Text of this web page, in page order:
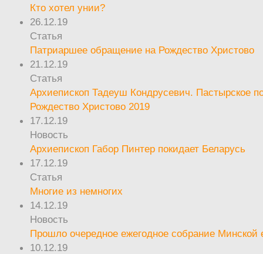
Кто хотел унии?
26.12.19
Статья
Патриаршее обращение на Рождество Христово
21.12.19
Статья
Архиепископ Тадеуш Кондрусевич. Пастырское
Рождество Христово 2019
17.12.19
Новость
Архиепископ Габор Пинтер покидает Беларусь
17.12.19
Статья
Многие из немногих
14.12.19
Новость
Прошло очередное ежегодное собрание
10.12.19